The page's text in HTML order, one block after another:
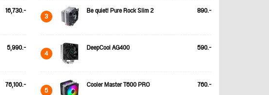
16,730.-
5,990.-
76,100.-
3 Be quiet! Pure Rock Slim 2 890.-
4 DeepCool AG400 590.-
5 Cooler Master T600 PRO 760.-